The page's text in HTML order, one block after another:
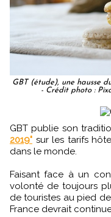
GBT (étude), une hausse
- Crédit photo :
GBT publie son
2019" sur les tarifs
dans le monde.
Faisant face à un
volonté de toujours
de touristes au pied
France devrait